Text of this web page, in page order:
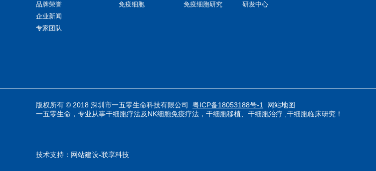
品牌荣誉
企业新闻
专家团队
免疫细胞
免疫细胞研究
研发中心
版权所有 © 2018 深圳市一五零生命科技有限公司 粤ICP备18053188号-1 网站地图
一五零生命，专业从事干细胞疗法及NK细胞免疫疗法 ， 干细胞移植、 干细胞治疗 ,干细胞临床研究！
技术支持： 网站建设-联享科技